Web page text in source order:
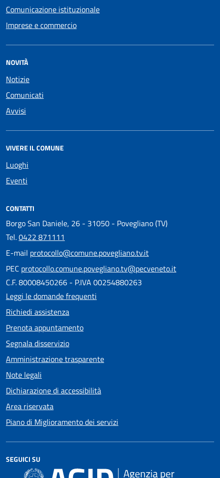
Comunicazione istituzionale
Imprese e commercio
NOVITÀ
Notizie
Comunicati
Avvisi
VIVERE IL COMUNE
Luoghi
Eventi
CONTATTI
Borgo San Daniele, 26 - 31050 - Povegliano (TV)
Tel.0422 871111
E-mail protocollo@comune.povegliano.tv.it
PEC protocollo.comune.povegliano.tv@pecveneto.it
C.F. 80008450266 - P.IVA 00254880263
Leggi le domande frequenti
Richiedi assistenza
Prenota appuntamento
Segnala disservizio
Amministrazione trasparente
Note legali
Dichiarazione di accessibilità
Area riservata
Piano di Miglioramento dei servizi
SEGUICI SU